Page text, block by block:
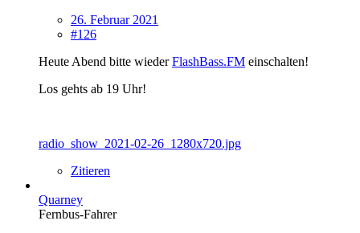
26. Februar 2021
#126
Heute Abend bitte wiederFlashBass.FM einschalten!
Los gehts ab 19 Uhr!
radio_show_2021-02-26_1280x720.jpg
Zitieren
Quarney
Fernbus-Fahrer